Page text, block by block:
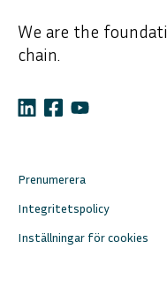
We are the
chain.
Prenumerera
Integritetspolicy
Inställningar för cookies